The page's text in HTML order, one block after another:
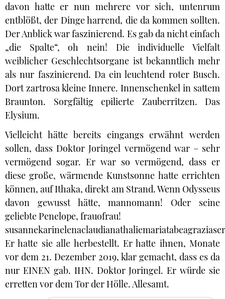
davon hatte er nun mehrere vor sich, untenrum
entblößt, der Dinge harrend, die da kommen sollten.
Der Anblick war faszinierend. Es gab da nicht einfach
„die Spalte“, oh nein! Die individuelle Vielfalt
weiblicher Geschlechtsorgane ist bekanntlich mehr
als nur faszinierend. Da ein leuchtend roter Busch.
Dort zartrosa kleine Innere. Innenschenkel in sattem
Braunton. Sorgfältig epilierte Zauberritzen. Das
Elysium.
Vielleicht hätte bereits eingangs erwähnt werden
sollen, dass Doktor Joringel vermögend war – sehr
vermögend sogar. Er war so vermögend, dass er
diese große, wärmende Kunstsonne hatte errichten
können, auf Ithaka, direkt am Strand. Wenn Odysseus
davon gewusst hätte, mannomann! Oder seine
geliebte Penelope, frauofrau!
Er hatte sie alle herbestellt. Er hatte ihnen, Monate
vor dem 21. Dezember 2019, klar gemacht, dass es da
nur EINEN gab. IHN. Doktor Joringel. Er würde sie
erretten vor dem Tor der Hölle. Allesamt.